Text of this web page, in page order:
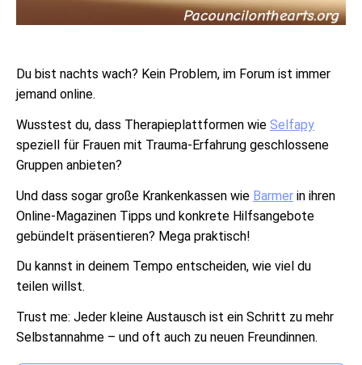
Du bist nachts wach? Kein Problem, im Forum ist immer
jemand online.
Wusstest du, dass Therapieplattformen wie Selfapy
speziell für Frauen mit Trauma-Erfahrung geschlossene
Gruppen anbieten?
Und dass sogar große Krankenkassen wie Barmer in ihren
Online-Magazinen Tipps und konkrete Hilfsangebote
gebündelt präsentieren? Mega praktisch!
Du kannst in deinem Tempo entscheiden, wie viel du
teilen willst.
Trust me: Jeder kleine Austausch ist ein Schritt zu mehr
Selbstannahme – und oft auch zu neuen Freundinnen.